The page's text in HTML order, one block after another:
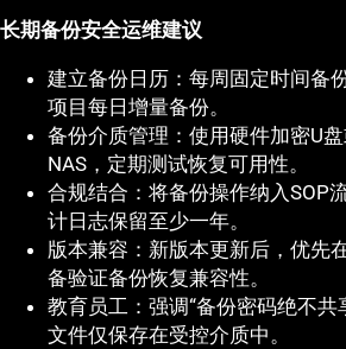
长期备份安全运维建议
建立备份日历：每周固定时间备
项目每日增量备份。
备份介质管理：使用硬件加密U
NAS，定期测试恢复可用性。
合规结合：将备份操作纳入SOP
计日志保留至少一年。
版本兼容：新版本更新后，优先
备验证备份恢复兼容性。
教育员工：强调“备份密码绝不共
文件仅保存在受控介质中。